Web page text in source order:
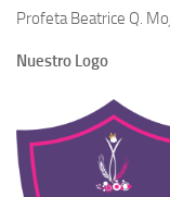
Profeta Beatrice Q.
Nuestro Logo